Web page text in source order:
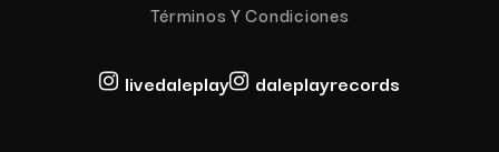
Términos Y Condiciones
livedaleplay daleplayrecords